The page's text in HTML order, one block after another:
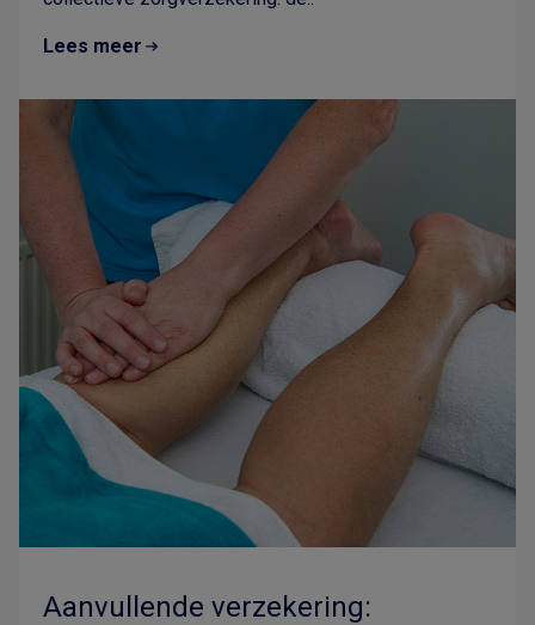
Lees meer
Aanvullende verzekering: